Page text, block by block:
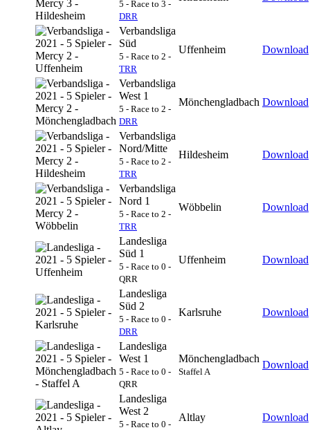
5 - Race to 3 -
DRR
Verbandsliga
Süd
5 - Race to 2 -
TRR
Uffenheim Download
Verbandsliga
West 1
5 - Race to 2 -
DRR
Mönchengladbach Download
Verbandsliga
Nord/Mitte
5 - Race to 2 -
TRR
Hildesheim Download
Verbandsliga
Nord 1
5 - Race to 2 -
TRR
Wöbbelin Download
Landesliga
Süd 1
5 - Race to 0 -
QRR
Uffenheim Download
Landesliga
Süd 2
5 - Race to 0 -
DRR
Karlsruhe Download
Landesliga
West 1
5 - Race to 0 -
QRR
Mönchengladbach
Staffel A
Download
Landesliga
West 2
5 - Race to 0 -
Altlay Download